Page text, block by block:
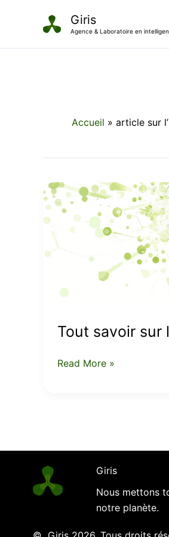
Giris
Agence & Laboratoire en
Accueil article sur
Tout savoir sur
Tout
savoir
Read More »
Giris
Nous mettons
notre planète.